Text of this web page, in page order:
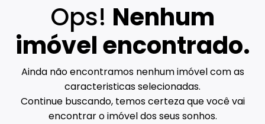
Ops! Nenhum
imóvel encontrado.
Ainda não encontramos nenhum imóvel com as
caracteristicas selecionadas.
Continue buscando, temos certeza que você vai
encontrar o imóvel dos seus sonhos.